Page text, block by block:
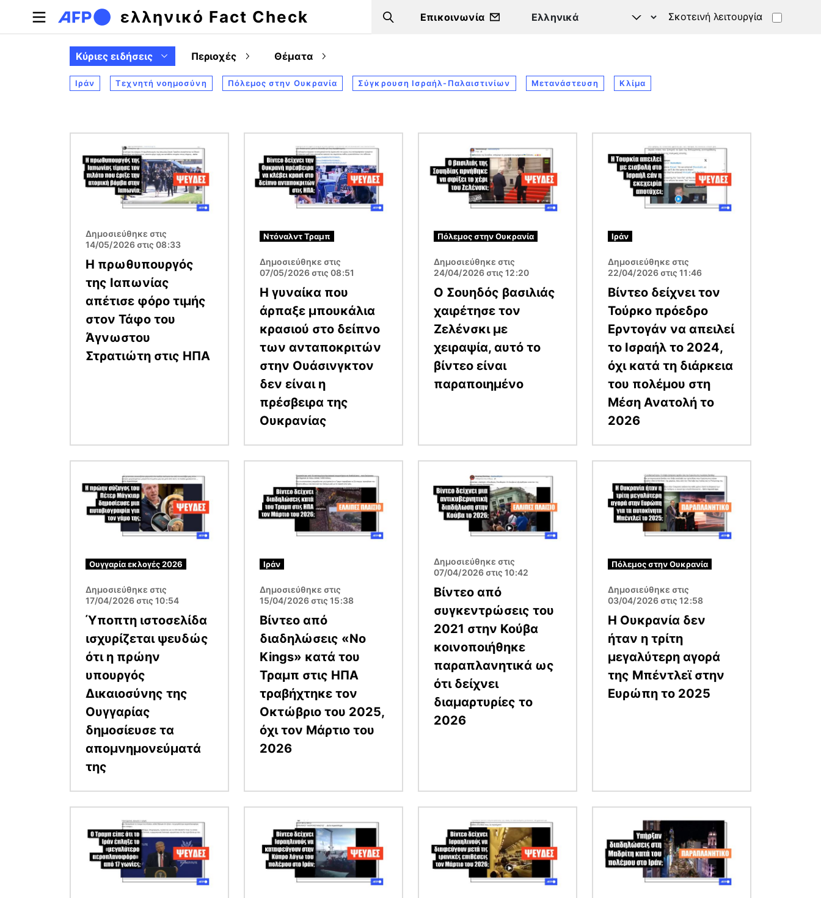
Παράκαμψη προς το κυρίως περιεχόμενο
ελληνικό Fact Check Search
Επικοινωνία Σκοτεινή λειτουργία
Κύριες ειδήσεις Περιοχές Θέματα
Ιράν Τεχνητή νοημοσύνη Πόλεμος στην Ουκρανία Σύγκρουση Ισραήλ-Παλαιστινίων Μετανάστευση Κλίμα
Δημοσιεύθηκε στις
14/05/2026 στις 08:33
Η πρωθυπουργός
της Ιαπωνίας
απέτισε φόρο τιμής
στον Τάφο του
Άγνωστου
Στρατιώτη στις ΗΠΑ
Ντόναλντ Τραμπ
Δημοσιεύθηκε στις
07/05/2026 στις 08:51
Η γυναίκα που
άρπαξε μπουκάλια
κρασιού στο δείπνο
των ανταποκριτών
στην Ουάσινγκτον
δεν είναι η
πρέσβειρα της
Ουκρανίας
Πόλεμος στην Ουκρανία
Δημοσιεύθηκε στις
24/04/2026 στις 12:20
Ο Σουηδός βασιλιάς
χαιρέτησε τον
Ζελένσκι με
χειραψία, αυτό το
βίντεο είναι
παραποιημένο
Ιράν
Δημοσιεύθηκε στις
22/04/2026 στις 11:46
Βίντεο δείχνει τον
Τούρκο πρόεδρο
Ερντογάν να απειλεί
το Ισραήλ το 2024,
όχι κατά τη διάρκεια
του πολέμου στη
Μέση Ανατολή το
2026
Ουγγαρία εκλογές 2026
Δημοσιεύθηκε στις
17/04/2026 στις 10:54
Ύποπτη ιστοσελίδα
ισχυρίζεται ψευδώς
ότι η πρώην
υπουργός
Δικαιοσύνης της
Ουγγαρίας
δημοσίευσε τα
απομνημονεύματά
της
Ιράν
Δημοσιεύθηκε στις
15/04/2026 στις 15:38
Βίντεο από
διαδηλώσεις «No
Kings» κατά του
Τραμπ στις ΗΠΑ
τραβήχτηκε τον
Οκτώβριο του 2025,
όχι τον Μάρτιο του
2026
Δημοσιεύθηκε στις
07/04/2026 στις 10:42
Βίντεο από
συγκεντρώσεις του
2021 στην Κούβα
κοινοποιήθηκε
παραπλανητικά ως
ότι δείχνει
διαμαρτυρίες το
2026
Πόλεμος στην Ουκρανία
Δημοσιεύθηκε στις
03/04/2026 στις 12:58
Η Ουκρανία δεν
ήταν η τρίτη
μεγαλύτερη αγορά
της Μπέντλεϊ στην
Ευρώπη το 2025